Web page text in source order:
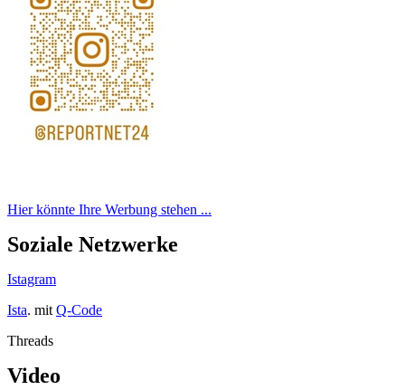
Hier könnte Ihre Werbung stehen ...
Soziale Netzwerke
Istagram
Ista. mit Q-Code
Threads
Video